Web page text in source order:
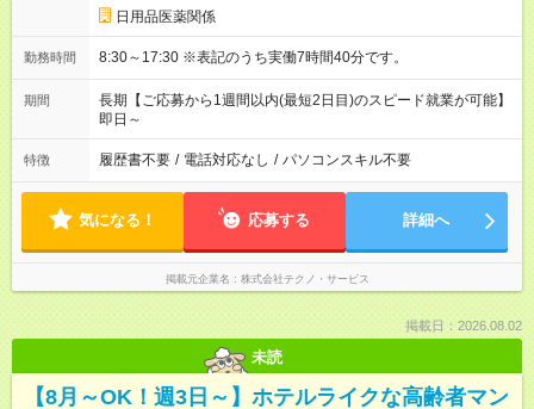
日用品医薬関係
勤務時間 8:30～17:30 ※表記のうち実働7時間40分です。
期間
長期【ご応募から1週間以内(最短2日目)のスピード就業が可能】
即日～
特徴 履歴書不要 / 電話対応なし / パソコンスキル不要
気になる！ 応募する 詳細へ
掲載元企業名 株式会社テクノ・サービス
掲載日：2026.08.02
未読
【8月～OK！週3日～】ホテルライクな高齢者マン